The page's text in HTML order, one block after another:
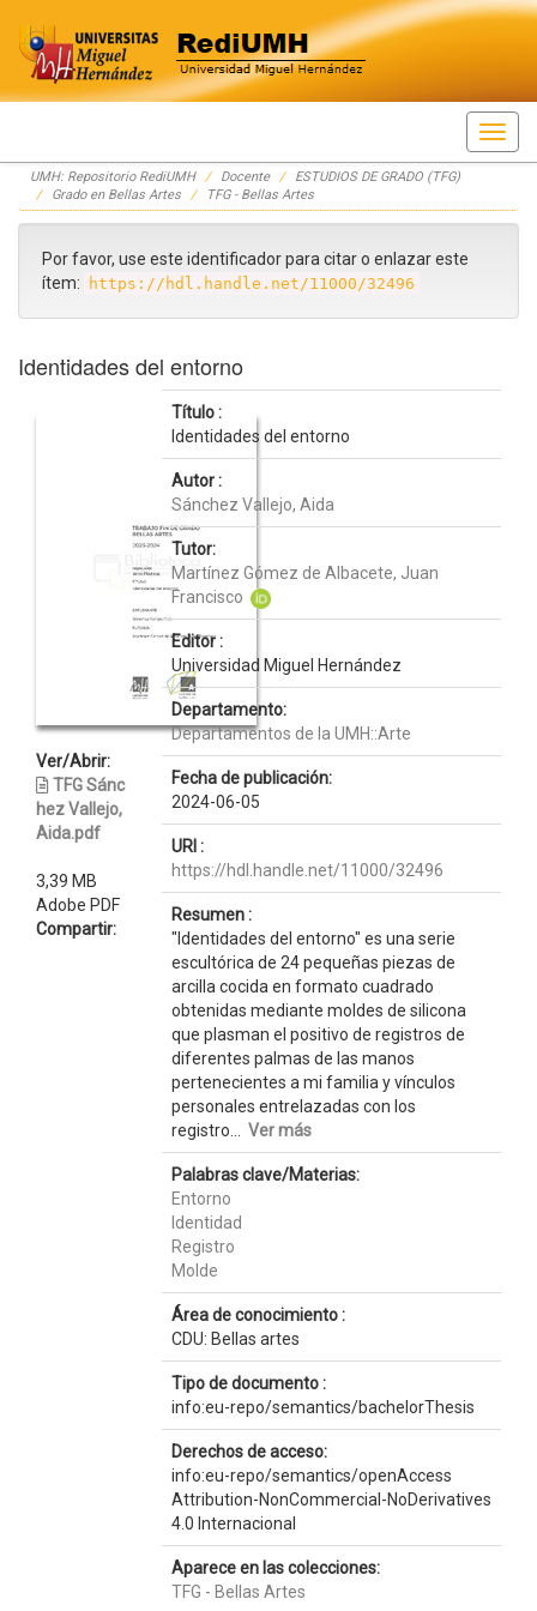
Skip
navigation
UMH: Repositorio RediUMH Docente
ESTUDIOS DE GRADO (TFG)
Grado en Bellas Artes
TFG - Bellas Artes
Por favor, use este identificador para citar o enlazar este
ítem:
https://hdl.handle.net/11000/32496
Identidades del entorno
Ver/Abrir:
TFG Sánc
hez Vallejo,
Aida.pdf
3,39 MB
Adobe PDF
Compartir:
Título :
Identidades del entorno
Autor :
Sánchez Vallejo, Aida
Tutor:
Martínez Gómez de Albacete, Juan
Francisco
Editor :
Universidad Miguel Hernández
Departamento:
Departamentos de la UMH::Arte
Fecha de publicación:
2024-06-05
URI :
https://hdl.handle.net/11000/32496
Resumen :
"Identidades del entorno" es una serie
escultórica de 24 pequeñas piezas de
arcilla cocida en formato cuadrado
obtenidas mediante moldes de silicona
que plasman el positivo de registros de
diferentes palmas de las manos
pertenecientes a mi familia y vínculos
personales entrelazadas con los
registro... Ver más
Palabras clave/Materias:
Entorno
Identidad
Registro
Molde
Área de conocimiento :
CDU: Bellas artes
Tipo de documento :
info:eu-repo/semantics/bachelorThesis
Derechos de acceso:
info:eu-repo/semantics/openAccess
Attribution-NonCommercial-NoDerivatives
4.0 Internacional
Aparece en las colecciones:
TFG - Bellas Artes